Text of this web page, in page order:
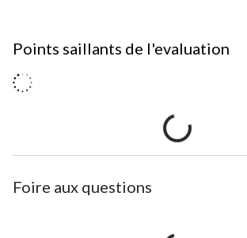
Points saillants de l'evaluation
Foire aux questions